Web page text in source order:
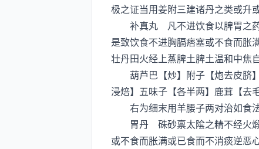
极之证当用姜附三建诸丹之类或升
补真丸 凡不进饮食以脾胃之药
是致饮食不进胸膈痞塞或不食而胀
壮丹田火经上蒸脾土脾土温和中焦
葫芦巴【炒】附子【炮去皮脐】
浸焙】五味子【各半两】鹿茸【去
右为细末用羊腰子两对治如食法
胃丹 硃砂禀太隂之精不经火煅
或不食而胀满或已食而不消痰逆恶